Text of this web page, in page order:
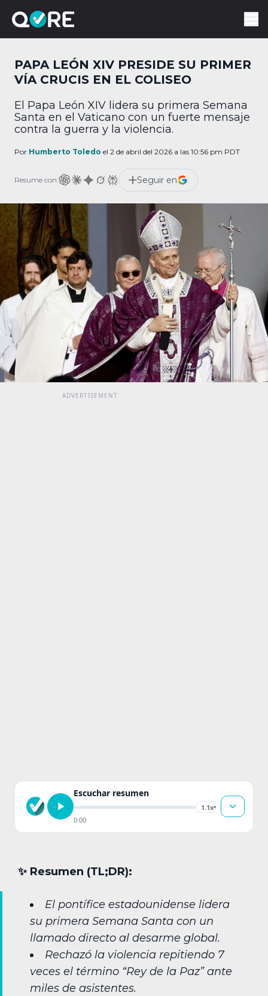
PAPA LEÓN XIV PRESIDE SU PRIMER
VÍA CRUCIS EN EL COLISEO
El Papa León XIV lidera su primera Semana
Santa en el Vaticano con un fuerte mensaje
contra la guerra y la violencia.
Por Humberto Toledo el 2 de abril del 2026 a las 10:56 pm PDT
Resume con: Seguir en
Escuchar resumen
1.1x▾
0:00
✨︎ Resumen (TL;DR):
El pontífice estadounidense lidera
su primera Semana Santa con un
llamado directo al desarme global.
Rechazó la violencia repitiendo 7
veces el término “Rey de la Paz” ante
miles de asistentes.